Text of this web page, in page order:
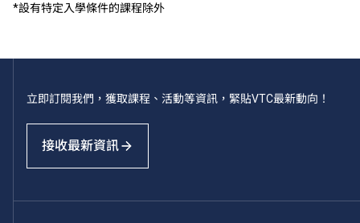
*設有特定入學條件的課程除外
立即訂閱我們，獲取課程、活動等資訊，緊貼VTC最新動向！
接收最新資訊